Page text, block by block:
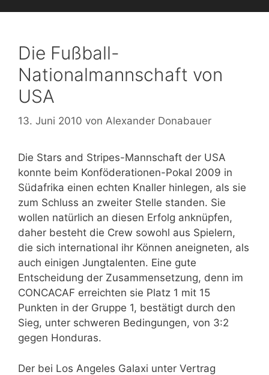
Die Fußball-
Nationalmannschaft von
USA
13. Juni 2010 von Alexander Donabauer
Die Stars and Stripes-Mannschaft der USA
konnte beim Konföderationen-Pokal 2009 in
Südafrika einen echten Knaller hinlegen, als sie
zum Schluss an zweiter Stelle standen. Sie
wollen natürlich an diesen Erfolg anknüpfen,
daher besteht die Crew sowohl aus Spielern,
die sich international ihr Können aneigneten, als
auch einigen Jungtalenten. Eine gute
Entscheidung der Zusammensetzung, denn im
CONCACAF erreichten sie Platz 1 mit 15
Punkten in der Gruppe 1, bestätigt durch den
Sieg, unter schweren Bedingungen, von 3:2
gegen Honduras.
Der bei Los Angeles Galaxi unter Vertrag